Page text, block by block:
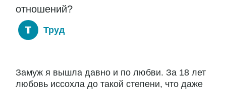
отношений?
Труд
Замуж я вышла давно и по любви. За 18 лет
любовь иссохла до такой степени, что даже